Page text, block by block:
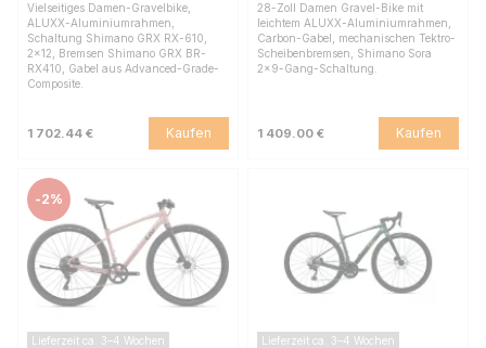
Vielseitiges Damen-Gravelbike,
ALUXX-Aluminiumrahmen,
Schaltung Shimano GRX RX-610,
2x12, Bremsen Shimano GRX BR-
RX410, Gabel aus Advanced-Grade-
Composite.
1 702.44 € Kaufen
28-Zoll Damen Gravel-Bike mit
leichtem ALUXX-Aluminiumrahmen,
Carbon-Gabel, mechanischen Tektro-
Scheibenbremsen, Shimano Sora
2x9-Gang-Schaltung.
1 409.00 € Kaufen
-2%
Lieferzeit ca. 3–4 Wochen Lieferzeit ca. 3–4 Wochen